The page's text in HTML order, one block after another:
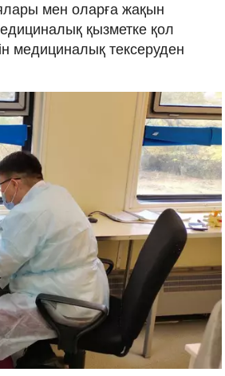
мен оларға жақын
қызметке қол
медициналық тексеруден